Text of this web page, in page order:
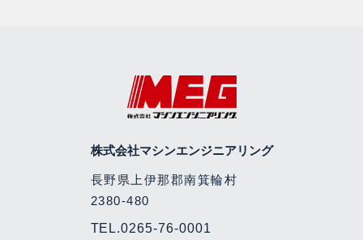
株式会社マシンエンジニアリング
長野県上伊那郡南箕輪村
2380-480
TEL.0265-76-0001